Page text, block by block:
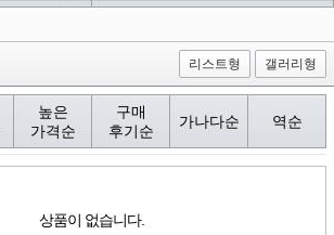
리스트형 갤러리형
높은
가격순
구매
후기순
가나다순 역순
상품이 없습니다.